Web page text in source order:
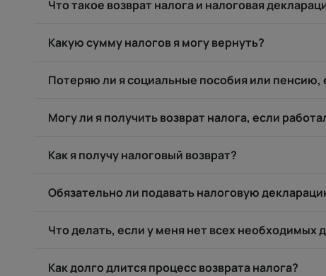
Что такое возврат налога и налоговая
Какую сумму налогов я могу вернуть?
Потеряю ли я социальные пособия или пенсию,
Могу ли я получить возврат налога, если
Как я получу налоговый возврат?
Обязательно ли подавать налоговую
Что делать, если у меня нет всех необходимых
Как долго длится процесс возврата налога?